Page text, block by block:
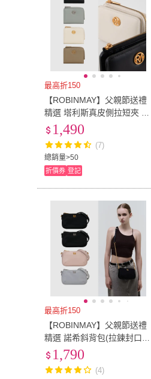
最高折150
【ROBINMAY】父親節送禮
精選 塔利斯真皮側拉短夾 頭
層皮(壓扣、拉鍊封口/多色任
總銷量>50
1,490
(7)
折價券 登記
最高折150
【ROBINMAY】父親節送禮
精選 諾希斜背包(拉鍊封口/
多色任選)
1,790
(4)